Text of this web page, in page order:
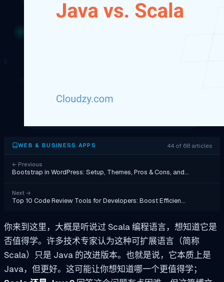
WEB & BUSINESS APPS 44 of 68 articles
← Previous
Bootstrap in WordPress: Setup, Themes, Pros & Cons, and…
Next →
Top 10 Code Review Tools for Developers: Boost Efficien…
你来到这里，大概是听说过 Scala 编程语言，想知道它是
否值得学。许多技术专家认为这种可扩展语言（简称
Scala）只是 Java 的改进版本。也就是说，它本质上是
Java，但更好。这可能让你想知道哪一个更值得学；